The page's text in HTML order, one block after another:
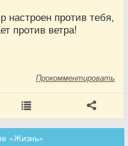
настроен против тебя,
против ветра!
Прокомментировать
«Жизнь»